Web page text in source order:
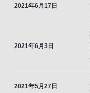
2021年6月17日
2021年6月3日
2021年5月27日